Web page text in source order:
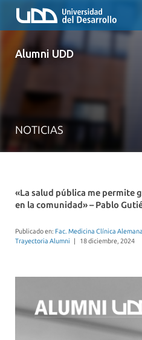
Alumni UDD
NOTICIAS
CÓMO
DESARROLLO
PROFESIONAL
APOYO
EMPRENDEDOR
«La salud pública me permite
en la comunidad» – Pablo
Publicado en: Fac. Medicina Clínica
Trayectoria Alumni
| 18 diciembre, 2024